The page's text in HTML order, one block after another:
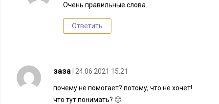
Очень правильные слова.
Ответить
заза | 24.06.2021 15:21
почему не помогает? потому, что не хочет!
что тут понимать? 🙂